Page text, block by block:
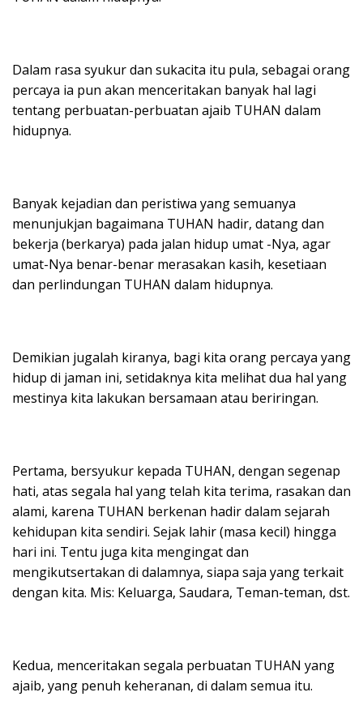
Dalam rasa syukur dan sukacita itu pula, sebagai orang
percaya ia pun akan menceritakan banyak hal lagi
tentang perbuatan-perbuatan ajaib TUHAN dalam
hidupnya.
Banyak kejadian dan peristiwa yang semuanya
menunjukjan bagaimana TUHAN hadir, datang dan
bekerja (berkarya) pada jalan hidup umat -Nya, agar
umat-Nya benar-benar merasakan kasih, kesetiaan
dan perlindungan TUHAN dalam hidupnya.
Demikian jugalah kiranya, bagi kita orang percaya yang
hidup di jaman ini, setidaknya kita melihat dua hal yang
mestinya kita lakukan bersamaan atau beriringan.
Pertama, bersyukur kepada TUHAN, dengan segenap
hati, atas segala hal yang telah kita terima, rasakan dan
alami, karena TUHAN berkenan hadir dalam sejarah
kehidupan kita sendiri. Sejak lahir (masa kecil) hingga
hari ini. Tentu juga kita mengingat dan
mengikutsertakan di dalamnya, siapa saja yang terkait
dengan kita. Mis: Keluarga, Saudara, Teman-teman, dst.
Kedua, menceritakan segala perbuatan TUHAN yang
ajaib, yang penuh keheranan, di dalam semua itu.